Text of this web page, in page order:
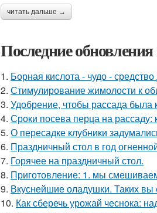
читать дальше →
Последние обновления
1. Борная кислота - чудо -
2. Стимулирование жимолости к
3. Удобрение, чтобы рассада была
4. Сроки посева перца на рассаду:
5. О пересадке клубники
6. Праздничный стол в год
7. Горячее на праздничный стол.
8. Приготовление: 1. мы
9. Вкуснейшие оладушки. Таких
10. Как сберечь урожай чеснока: